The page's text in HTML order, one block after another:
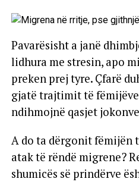
Pavarësisht a janë
lidhura me stresin, apo
preken prej tyre. Çfarë
gjatë trajtimit të
ndihmojnë qasjet
A do ta dërgonit fëmijën
atak të rëndë migrene?
shumicës së prindërve